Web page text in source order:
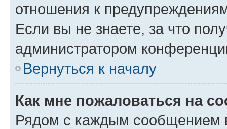
отношения к
Если вы не знаете, за что
администратором
Вернуться к началу
Как мне пожаловаться на
Рядом с каждым сообщением